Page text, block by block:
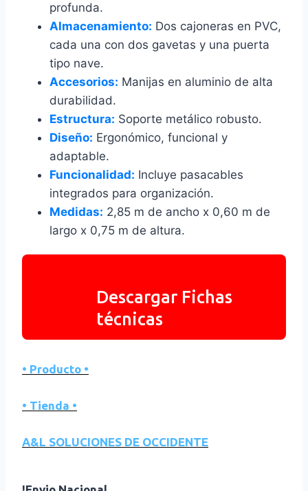
profunda.
Almacenamiento: Dos cajoneras en PVC,
cada una con dos gavetas y una puerta
tipo nave.
Accesorios: Manijas en aluminio de alta
durabilidad.
Estructura: Soporte metálico robusto.
Diseño: Ergonómico, funcional y
adaptable.
Funcionalidad: Incluye pasacables
integrados para organización.
Medidas: 2,85 m de ancho x 0,60 m de
largo x 0,75 m de altura.
Descargar Fichas
técnicas
• Producto •
• Tienda •
A&L SOLUCIONES DE OCCIDENTE